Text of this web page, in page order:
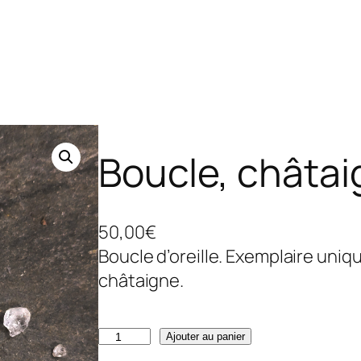
Boucle,
50,00€
Boucle d’oreille. Exemplaire
châtaigne.
q
Ajouter au panier